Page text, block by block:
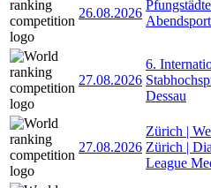
26.08.2026
27.08.2026
6.
Dessau
27.08.2026
Zürich |
Zürich |
League